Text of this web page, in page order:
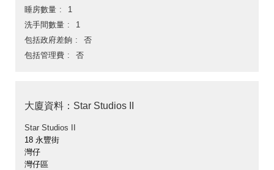
睡房數量
1
洗手間數量
1
包括政府差餉
否
包括管理費
否
大廈資料：Star Studios II
Star Studios II
18 永豐街
灣仔
灣仔區